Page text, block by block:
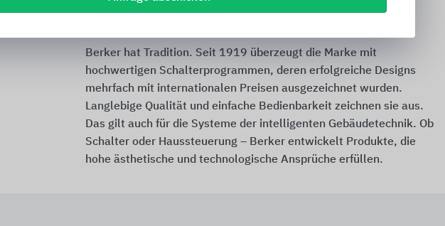
Berker hat Tradition. Seit 1919 überzeugt die Marke mit
hochwertigen Schalterprogrammen, deren erfolgreiche Designs
mehrfach mit internationalen Preisen ausgezeichnet wurden.
Langlebige Qualität und einfache Bedienbarkeit zeichnen sie aus.
Das gilt auch für die Systeme der intelligenten Gebäudetechnik. Ob
Schalter oder Haussteuerung – Berker entwickelt Produkte, die
hohe ästhetische und technologische Ansprüche erfüllen.